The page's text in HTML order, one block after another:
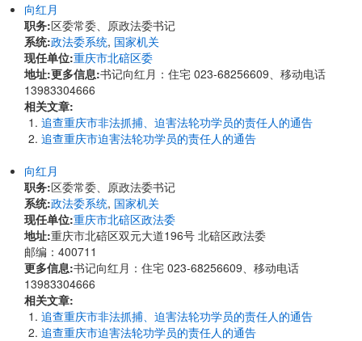
向红月
职务:区委常委、原政法委书记
系统:政法委系统, 国家机关
现任单位:重庆市北碚区委
地址:更多信息:书记向红月：住宅 023-68256609、移动电话
13983304666
相关文章:
追查重庆市非法抓捕、迫害法轮功学员的责任人的通告
追查重庆市迫害法轮功学员的责任人的通告
向红月
职务:区委常委、原政法委书记
系统:政法委系统, 国家机关
现任单位:重庆市北碚区政法委
地址:重庆市北碚区双元大道196号 北碚区政法委
邮编：400711
更多信息:书记向红月：住宅 023-68256609、移动电话
13983304666
相关文章:
追查重庆市非法抓捕、迫害法轮功学员的责任人的通告
追查重庆市迫害法轮功学员的责任人的通告